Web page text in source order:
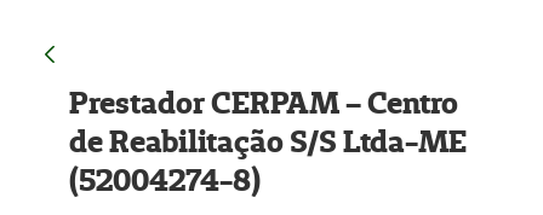
Prestador CERPAM – Centro
de Reabilitação S/S Ltda-ME
(52004274-8)